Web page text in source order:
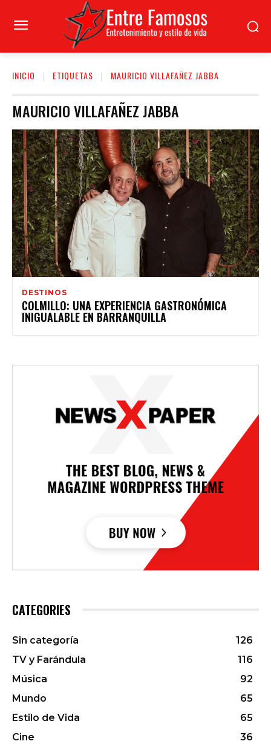
INICIO ETIQUETAS MAURICIO VILLAFAÑEZ JABBA
MAURICIO VILLAFAÑEZ JABBA
DESTINOS
COLMILLO: UNA EXPERIENCIA GASTRONÓMICA
INIGUALABLE EN BARRANQUILLA
CATEGORIES
Sin categoría
126
TV y Farándula
116
Música
92
Mundo
65
Estilo de Vida
65
Cine
36